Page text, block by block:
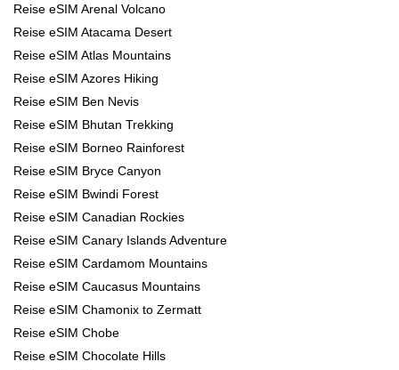
Reise eSIM Arenal Volcano
Reise eSIM Atacama Desert
Reise eSIM Atlas Mountains
Reise eSIM Azores Hiking
Reise eSIM Ben Nevis
Reise eSIM Bhutan Trekking
Reise eSIM Borneo Rainforest
Reise eSIM Bryce Canyon
Reise eSIM Bwindi Forest
Reise eSIM Canadian Rockies
Reise eSIM Canary Islands Adventure
Reise eSIM Cardamom Mountains
Reise eSIM Caucasus Mountains
Reise eSIM Chamonix to Zermatt
Reise eSIM Chobe
Reise eSIM Chocolate Hills